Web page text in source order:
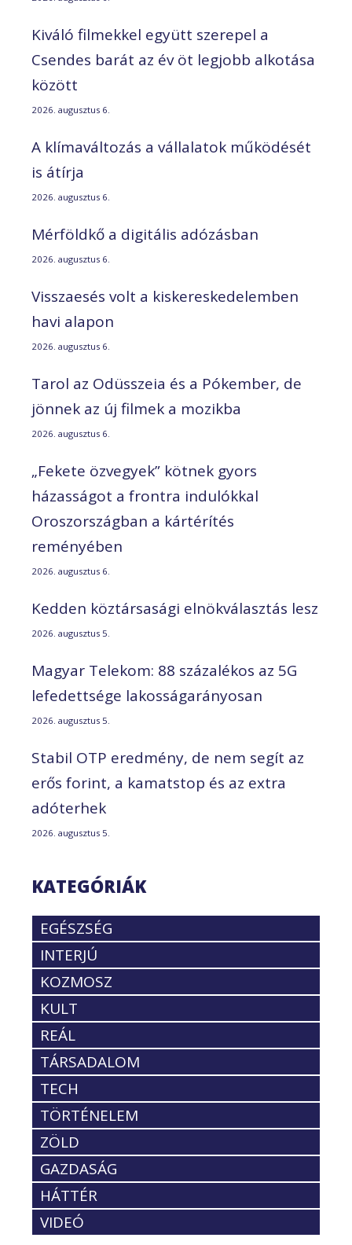
Kiváló filmekkel együtt szerepel a
Csendes barát az év öt legjobb alkotása
között
2026. augusztus 6.
A klímaváltozás a vállalatok működését
is átírja
2026. augusztus 6.
Mérföldkő a digitális adózásban
2026. augusztus 6.
Visszaesés volt a kiskereskedelemben
havi alapon
2026. augusztus 6.
Tarol az Odüsszeia és a Pókember, de
jönnek az új filmek a mozikba
2026. augusztus 6.
„Fekete özvegyek” kötnek gyors
házasságot a frontra indulókkal
Oroszországban a kártérítés
reményében
2026. augusztus 6.
Kedden köztársasági elnökválasztás lesz
2026. augusztus 5.
Magyar Telekom: 88 százalékos az 5G
lefedettsége lakosságarányosan
2026. augusztus 5.
Stabil OTP eredmény, de nem segít az
erős forint, a kamatstop és az extra
adóterhek
2026. augusztus 5.
KATEGÓRIÁK
EGÉSZSÉG
INTERJÚ
KOZMOSZ
KULT
REÁL
TÁRSADALOM
TECH
TÖRTÉNELEM
ZÖLD
GAZDASÁG
HÁTTÉR
VIDEÓ